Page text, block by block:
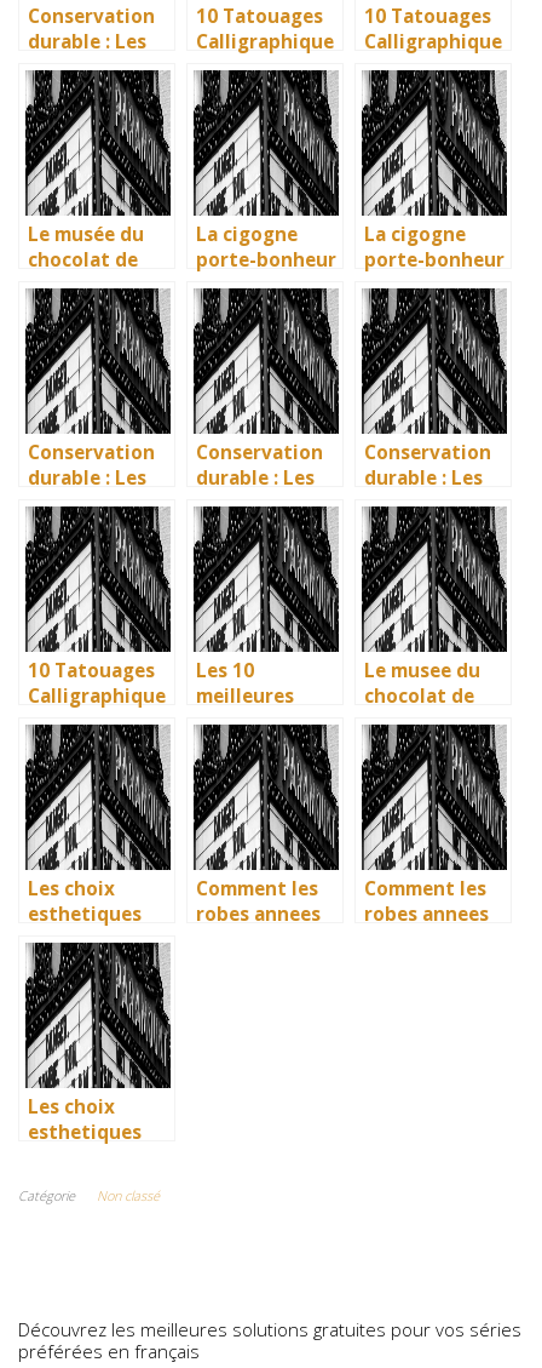
Conservation
durable : Les
nouvelles
méthodes
écologiques du
British
Museum
10 Tatouages
Calligraphique
s : Citations et
Phrases
Uniques pour
immortaliser
vos amitiés
10 Tatouages
Calligraphique
s : Citations et
Phrases
Uniques pour
immortaliser
vos amitiés
Le musée du
chocolat de
Bayonne : la
mémoire
vivante des
artisans
basques
La cigogne
porte-bonheur
: que dit la
légende ? Son
influence dans
la littérature
enfantine
La cigogne
porte-bonheur
: que dit la
légende ? Son
influence dans
la littérature
enfantine
Conservation
durable : Les
nouvelles
méthodes
écologiques du
British
Museum
Conservation
durable : Les
nouvelles
méthodes
écologiques du
British
Museum
Conservation
durable : Les
nouvelles
methodes
ecologiques du
British
Museum
10 Tatouages
Calligraphique
s : Citations et
Phrases
Uniques pour
immortaliser
vos amities
Les 10
meilleures
villes d’Italie a
visiter en 2025
: Ravenne, la
ville aux huit
monuments
UNESCO
Le musee du
chocolat de
Bayonne : la
memoire
vivante des
artisans
basques
Les choix
esthetiques
surprenants du
generique de
Joker 2 (2024)
Comment les
robes annees
Comment les
robes annees
Les choix
esthetiques
Joker 2 (2024)
Catégorie Non classé
Découvrez les meilleures solutions gratuites pour vos séries
préférées en français